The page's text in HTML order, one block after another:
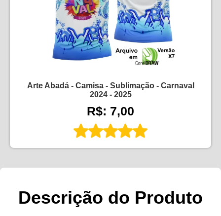
Arte Abadá - Camisa - Sublimação - Carnaval
2024 - 2025
R$: 7,00
Descrição do Produto